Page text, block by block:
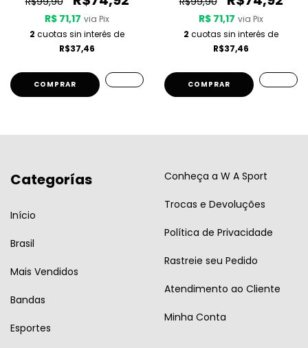
R$ 71,17 via Pix
2 cuotas sin interés de
R$37,46
COMPRAR
R$ 71,17 via Pix
2 cuotas sin interés de
R$37,46
COMPRAR
Categorías
Início
Brasil
Mais Vendidos
Bandas
Esportes
Conheça a W A Sport
Trocas e Devoluções
Política de Privacidade
Rastreie seu Pedido
Atendimento ao Cliente
Minha Conta